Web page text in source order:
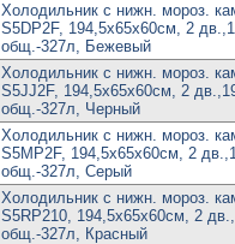
Холодильник с нижн. мороз.
S5DP2F, 194,5х65х60см, 2
общ.-327л, Бежевый
Холодильник с нижн. мороз.
S5JJ2F, 194,5х65х60см, 2
общ.-327л, Черный
Холодильник с нижн. мороз.
S5MP2F, 194,5х65х60см, 2
общ.-327л, Серый
Холодильник с нижн. мороз.
S5RP210, 194,5х65х60см, 2
общ.-327л, Красный